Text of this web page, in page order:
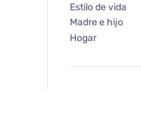
Estilo de vida
Madre e hijo
Hogar